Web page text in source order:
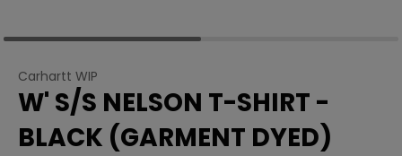
Carhartt WIP
W' S/S NELSON T-SHIRT -
BLACK (GARMENT DYED)